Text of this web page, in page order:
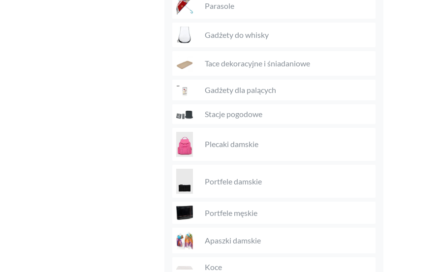
Parasole
Gadżety do whisky
Tace dekoracyjne i śniadaniowe
Gadżety dla palących
Stacje pogodowe
Plecaki damskie
Portfele damskie
Portfele męskie
Apaszki damskie
Koce